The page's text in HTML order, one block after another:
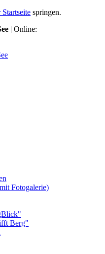
Startseite springen.
| Online:
Fotogalerie)
Berg"